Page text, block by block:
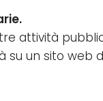
attività
su un sito web